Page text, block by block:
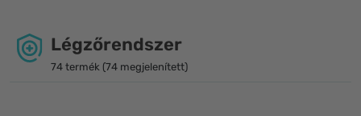
Légzőrendszer
74 termék (74 megjelenített)